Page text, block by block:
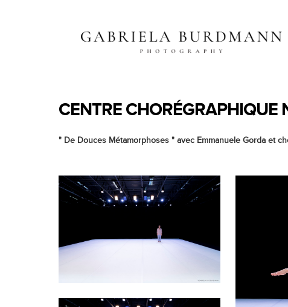
CENTRE CHORÉGRAPHIQUE
" De Douces Métamorphoses " avec Emmanuele Gorda et